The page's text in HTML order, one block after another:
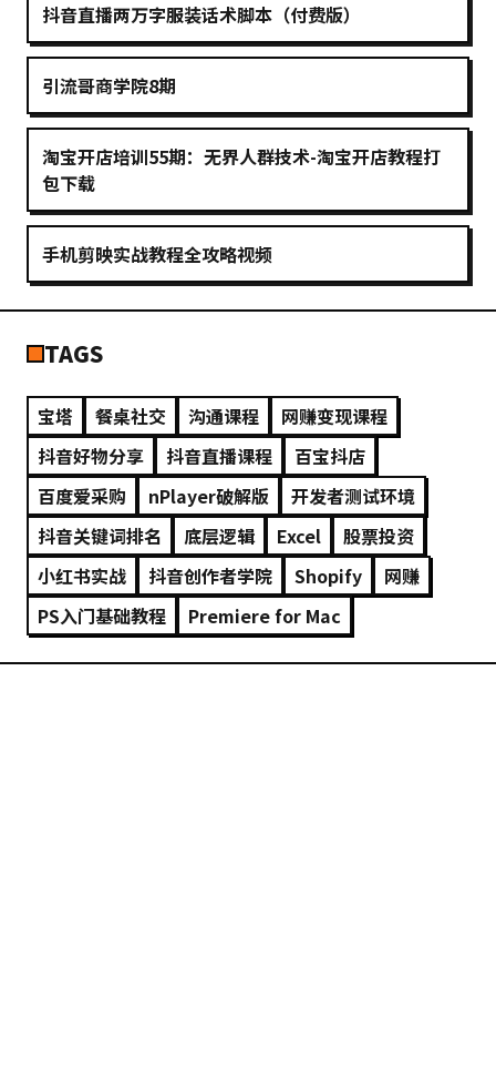
抖音直播两万字服装话术脚本（付费版）
引流哥商学院8期
淘宝开店培训55期：无界人群技术-淘宝开店教程打
包下载
手机剪映实战教程全攻略视频
TAGS
宝塔 餐桌社交 沟通课程
网赚变现课程
抖音好物分享
抖音直播课程
百宝抖店
百度爱采购
nPlayer破解版
开发者测试环境
抖音关键词排名
底层逻辑 Excel
股票投资
小红书实战
抖音创作者学院 Shopify
网赚
PS入门基础教程
Premiere for Mac